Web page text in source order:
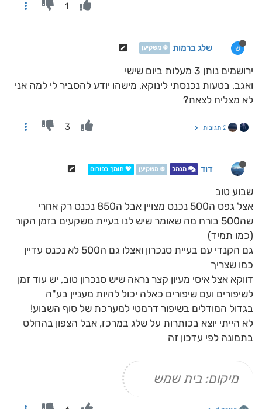
1
ש שלג ברמות ❄️ משקיען
ירושמים נותן 3 מעלות ביום שישי
ואגב, בטעות נכנסתי לינוקא, מישהו יודע להסביר לי למה אני
לא מצליח לצאת?
2 תגובות 3
דוד מנהל ❄️ משקיען 💖 תומך בפורום
שבוע טוב
אצל גפס ה500 נכנס מצויין אבל ה850 נכנס רק אחרי
שה500 בורח מה שאומר שיש לנו בעיית משקעים בזמן הקור
(כמו תמיד)
גם הקנדי עם בעיית סנכרון ואצלו גם ה500 לא נכנס עדיין
כמו שצריך
דווקא אצל איסי מעיון קצר נראה שיש סנכרון טוב, יש עוד זמן
לשיפורים ועם שיפורים כאלה יכול להיות מעניין בע"ה
בגדול המודלים בשיפור דרמטי למערכת של סוף השבוע!
לא הייתי יוצא בכותרות על שלג במרכז, אבל הצפון בהחלט
בתמונה לפי עדכון זה
מיקום: בית שמש